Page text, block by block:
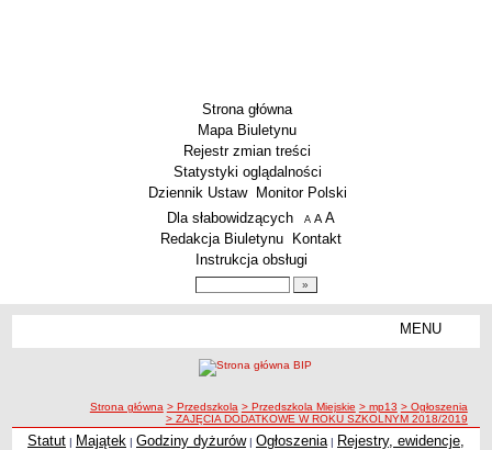
Strona główna
Mapa Biuletynu
Rejestr zmian treści
Statystyki oglądalności
Dziennik Ustaw
Monitor Polski
Menu dodatkowe
Dla słabowidzących A pomniejsz czcionkę
A standardowy rozmiar czcionki
A
Redakcja Biuletynu
Kontakt
Instrukcja obsługi
MENU
Zespoły Szkół
ścieżka nawigacji
Strona główna > Przedszkola > Przedszkola Miejskie > mp13 > Ogłoszenia
> ZAJĘCIA DODATKOWE W ROKU SZKOLNYM 2018/2019
Statut | Majątek | Godziny dyżurów| Ogłoszenia | Rejestry, ewidencje,